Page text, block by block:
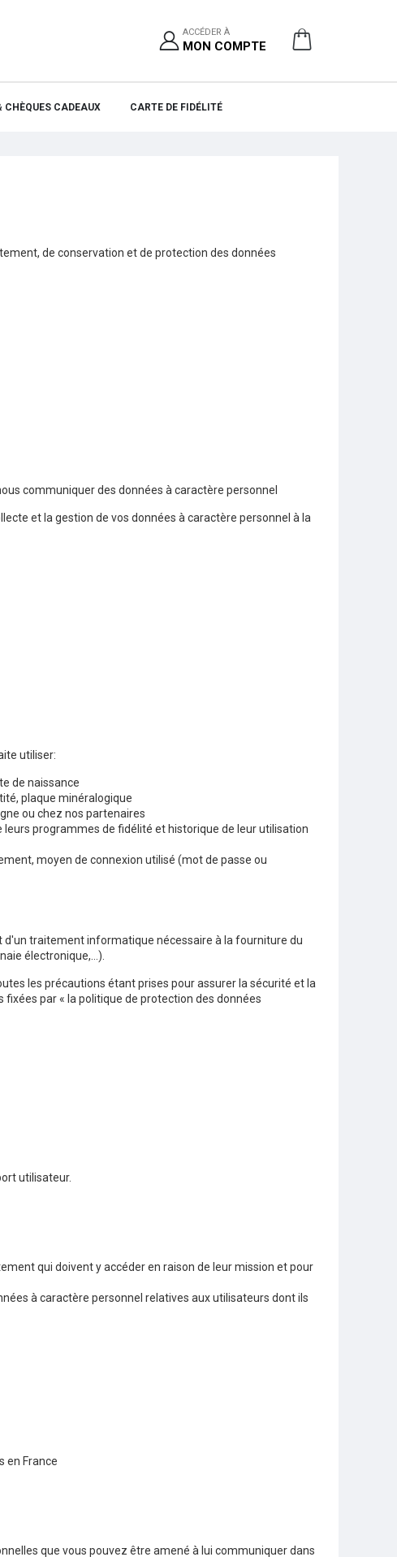
ACCÉDER À
MON COMPTE
CHÈQUES CADEAUX CARTE DE FIDÉLITÉ
de conservation et de protection des données
communiquer des données à caractère personnel
et la gestion de vos données à caractère personnel à la
utiliser:
de naissance
plaque minéralogique
ou chez nos partenaires
leurs programmes de fidélité et historique de leur utilisation
moyen de connexion utilisé (mot de passe ou
d'un traitement informatique nécessaire à la fourniture du
électronique,…).
les précautions étant prises pour assurer la sécurité et la
par « la politique de protection des données
utilisateur.
qui doivent y accéder en raison de leur mission et pour
à caractère personnel relatives aux utilisateurs dont ils
en France
que vous pouvez être amené à lui communiquer dans